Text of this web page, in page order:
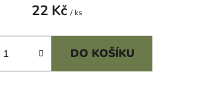
22 Kč / ks
DO KOŠÍKU